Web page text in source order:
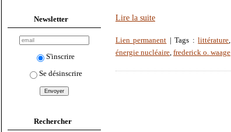
Newsletter
S'inscrire
Se désinscrire
Rechercher
Lire la suite
Lien permanent | Tags :littérature,
énergie nucléaire, frederick o. waage